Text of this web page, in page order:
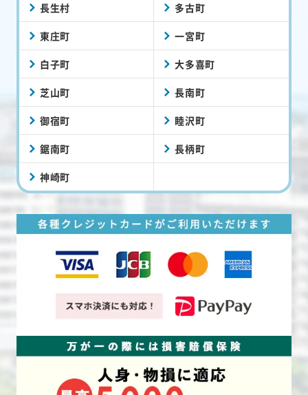
長生村 多古町
東庄町 一宮町
白子町 大多喜町
芝山町 長南町
御宿町 睦沢町
鋸南町 長柄町
神崎町